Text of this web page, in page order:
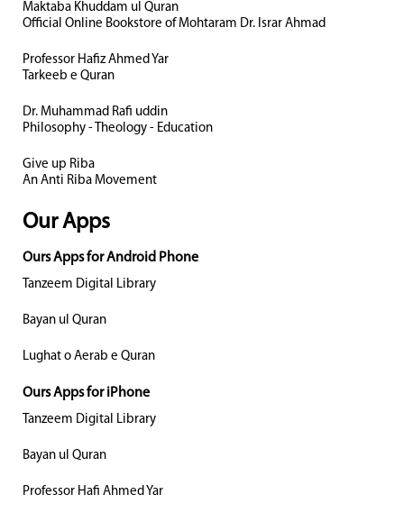
Maktaba Khuddam ul Quran
Official Online Bookstore of Mohtaram Dr. Israr Ahmad
Professor Hafiz Ahmed Yar
Tarkeeb e Quran
Dr. Muhammad Rafi uddin
Philosophy - Theology - Education
Give up Riba
An Anti Riba Movement
Our Apps
Ours Apps for Android Phone
Tanzeem Digital Library
Bayan ul Quran
Lughat o Aerab e Quran
Ours Apps for iPhone
Tanzeem Digital Library
Bayan ul Quran
Professor Hafi Ahmed Yar